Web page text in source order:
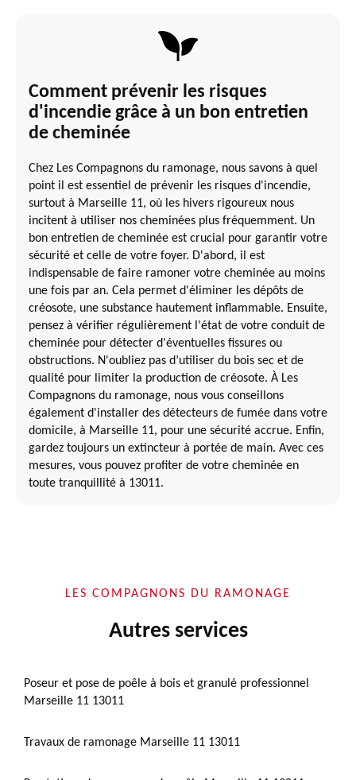
Comment prévenir les risques
d'incendie grâce à un bon entretien
de cheminée
Chez Les Compagnons du ramonage, nous savons à quel
point il est essentiel de prévenir les risques d'incendie,
surtout à Marseille 11, où les hivers rigoureux nous
incitent à utiliser nos cheminées plus fréquemment. Un
bon entretien de cheminée est crucial pour garantir votre
sécurité et celle de votre foyer. D'abord, il est
indispensable de faire ramoner votre cheminée au moins
une fois par an. Cela permet d'éliminer les dépôts de
créosote, une substance hautement inflammable. Ensuite,
pensez à vérifier régulièrement l'état de votre conduit de
cheminée pour détecter d'éventuelles fissures ou
obstructions. N'oubliez pas d’utiliser du bois sec et de
qualité pour limiter la production de créosote. À Les
Compagnons du ramonage, nous vous conseillons
également d'installer des détecteurs de fumée dans votre
domicile, à Marseille 11, pour une sécurité accrue. Enfin,
gardez toujours un extincteur à portée de main. Avec ces
mesures, vous pouvez profiter de votre cheminée en
toute tranquillité à 13011.
LES COMPAGNONS DU RAMONAGE
Autres services
Poseur et pose de poêle à bois et granulé professionnel
Marseille 11 13011
Travaux de ramonage Marseille 11 13011